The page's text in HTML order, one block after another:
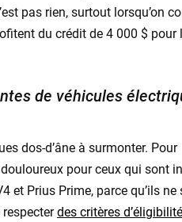
pas rien, surtout lorsqu’on
du crédit de 4 000 $ pour
de véhicules
dos-d’âne à surmonter. Pour
pour ceux qui sont
et Prius Prime, parce qu’ils ne
des critères